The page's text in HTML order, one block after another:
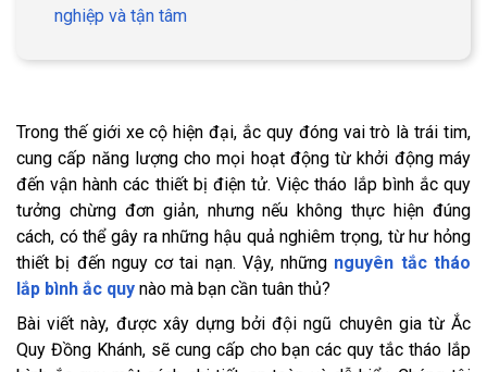
nghiệp và tận tâm
Trong thế giới xe cộ hiện đại, ắc quy đóng vai trò là trái tim,
cung cấp năng lượng cho mọi hoạt động từ khởi động máy
đến vận hành các thiết bị điện tử. Việc tháo lắp bình ắc quy
tưởng chừng đơn giản, nhưng nếu không thực hiện đúng
cách, có thể gây ra những hậu quả nghiêm trọng, từ hư hỏng
thiết bị đến nguy cơ tai nạn. Vậy, những nguyên tắc tháo
lắp bình ắc quy nào mà bạn cần tuân thủ?
Bài viết này, được xây dựng bởi đội ngũ chuyên gia từ Ắc
Quy Đồng Khánh, sẽ cung cấp cho bạn các quy tắc tháo lắp